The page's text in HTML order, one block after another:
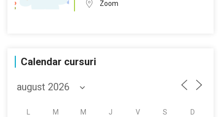
Zoom
Calendar cursuri
M M J V S D